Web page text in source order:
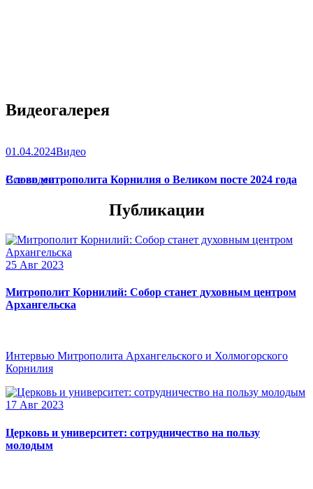
Видеогалерея
01.04.2024Видео
Слово митрополита Корнилия о Великом посте 2024 года
Все видео
Публикации
25 Авг 2023
Митрополит Корнилий: Собор станет духовным центром
Архангельска
Интервью Митрополита Архангельского и Холмогорского
Корнилия
17 Авг 2023
Церковь и университет: сотрудничество на пользу
молодым